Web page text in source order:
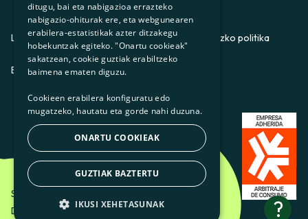
Bazkideen txokoa
Prentsa
Gurekin lan egin
Lege-oharraPribatutasun-politikaCookieei buruzko politika
ES CAGLEU
Som Energia SCCL - 2026
Diseinatzailea: Etéreo Design.
?
SPANISH
GL
BASQUE
ditugu, bai eta nabigazioa errazteko
nabigazio-ohiturak ere, eta webgunearen
erabilera-estatistikak azter ditzakegu
hobekuntzak egiteko. "Onartu cookieak"
sakatzean, cookie guztiak erabiltzeko
baimena ematen diguzu.
Cookieen erabilera konfiguratu edo
mugatzeko, hautatu eta gorde nahi duzuna.
ONARTU COOKIEAK
GUZTIAK BAZTERTU
IKUSI XEHETASUNAK